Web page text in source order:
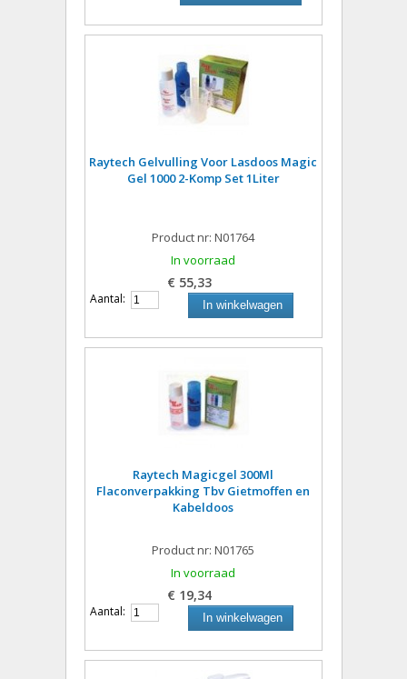
Raytech Gelvulling Voor Lasdoos Magic
Gel 1000 2-Komp Set 1Liter
Product nr: N01764
In voorraad
€ 55,33
Aantal: In winkelwagen
Raytech Magicgel 300Ml
Flaconverpakking Tbv Gietmoffen en
Kabeldoos
Product nr: N01765
In voorraad
€ 19,34
Aantal: In winkelwagen